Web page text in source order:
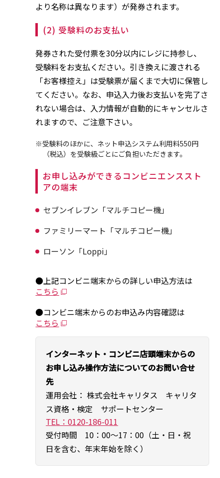
より名称は異なります）が発券されます。
(2) 受験料のお支払い
発券された受付票を30分以内にレジに持参し、
受験料をお支払ください。引き換えに渡される
「お客様控え」は受験票が届くまで大切に保管し
てください。なお、申込入力後お支払いを完了さ
れない場合は、入力情報が自動的にキャンセルさ
れますので、ご注意下さい。
※受験料のほかに、ネット申込システム利用料550円
（税込）を受験級ごとにご負担いただきます。
お申し込みができるコンビニエンススト
アの端末
セブンイレブン「マルチコピー機」
ファミリーマート「マルチコピー機」
ローソン「Loppi」
●上記コンビニ端末からの詳しい申込方法は
こちら
●コンビニ端末からのお申込み内容確認は
こちら
インターネット・コンビニ店頭端末からの
お申し込み操作方法についてのお問い合せ
先
運用会社： 株式会社キャリタス キャリタ
ス資格・検定 サポートセンター
TEL：0120-186-011
受付時間 10：00～17：00（土・日・祝
日を含む、年末年始を除く）